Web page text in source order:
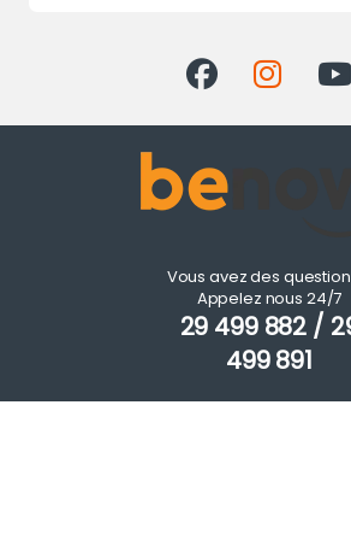
Vous avez des
Appelez nous 24/7
29 499 882 /
499 891